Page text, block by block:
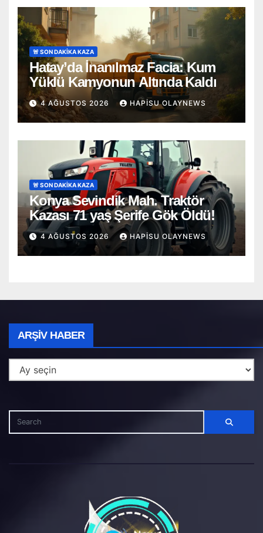
🚨 SON DAKİKA KAZA
Hatay’da İnanılmaz Facia: Kum
Yüklü Kamyonun Altında Kaldı
4 AĞUSTOS 2026 HAPISU OLAYNEWS
🚨 SON DAKİKA KAZA
Konya Sevindik Mah. Traktör
Kazası 71 yaş Şerife Gök Öldü!
4 AĞUSTOS 2026 HAPISU OLAYNEWS
ARŞIV HABER
Haber